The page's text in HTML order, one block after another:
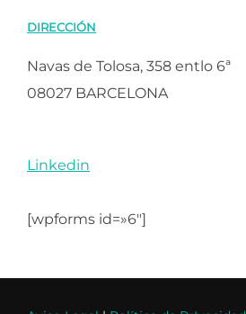
DIRECCIÓN
Navas de Tolosa, 358 entlo 6ª
08027 BARCELONA
Linkedin
[wpforms id=»6″]